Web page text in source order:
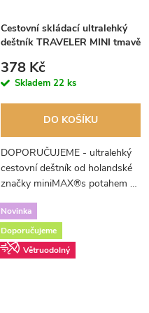
Cestovní skládací ultralehký
deštník TRAVELER MINI tmavě
378 Kč
Skladem 22 ks
DO KOŠÍKU
DOPORUČUJEME - ultralehký
cestovní deštník od holandské
značky miniMAX®s potahem z
Novinka
Doporučujeme
Větruodolný